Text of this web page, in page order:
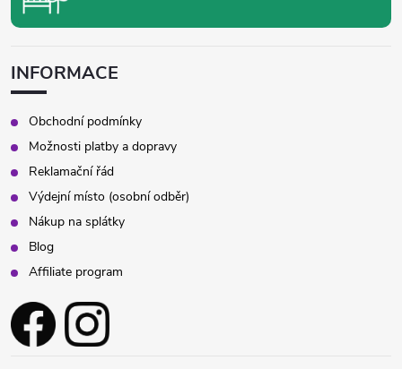
INFORMACE
Obchodní podmínky
Možnosti platby a dopravy
Reklamační řád
Výdejní místo (osobní odběr)
Nákup na splátky
Blog
Affiliate program